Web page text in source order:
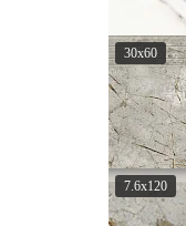
30x60
7.6x120